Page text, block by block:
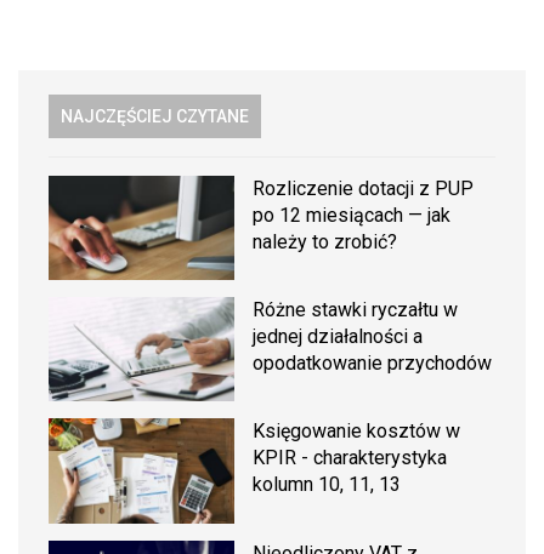
NAJCZĘŚCIEJ CZYTANE
Rozliczenie dotacji z PUP
po 12 miesiącach — jak
należy to zrobić?
Różne stawki ryczałtu w
jednej działalności a
opodatkowanie przychodów
Księgowanie kosztów w
KPIR - charakterystyka
kolumn 10, 11, 13